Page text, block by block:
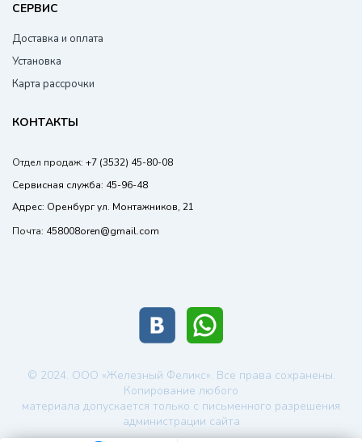
КОНТАКТЫ
Отдел продаж: +7 (3532) 45-80-08
Сервисная служба: 45-96-48
Адрес: Оренбург ул. Монтажников, 21
Почта: 458008oren@gmail.com
СЕРВИС
Доставка и оплата
Установка
Карта рассрочки
© 2024. ООО «Железный Феликс». Все права сохранены.
Копирование любого
материала допускается только с письменного разрешения
администрации сайта